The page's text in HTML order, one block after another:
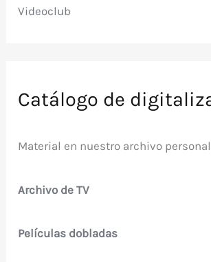
Videoclub
Catálogo de
Material en nuestro archivo
Archivo de TV
Películas dobladas